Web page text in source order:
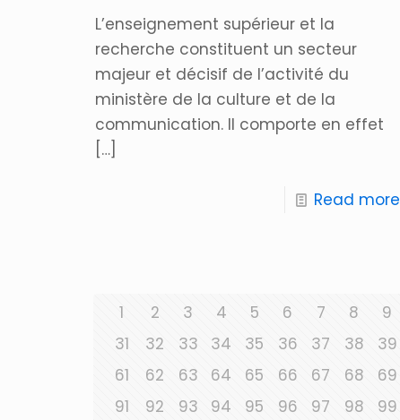
L’enseignement supérieur et la
recherche constituent un secteur
majeur et décisif de l’activité du
ministère de la culture et de la
communication. Il comporte en effet
[…]
Read more
1 2 3 4 5 6 7 8 9
31
32 33 34 35 36 37 38 39
61
62 63 64 65 66 67 68 69
91
92 93 94 95 96 97 98 99